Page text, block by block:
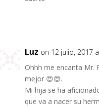
Luz on 12 julio, 2017
Ohhh me encanta Mr.
mejor 😍😍.
Mi hija se ha
que va a nacer su